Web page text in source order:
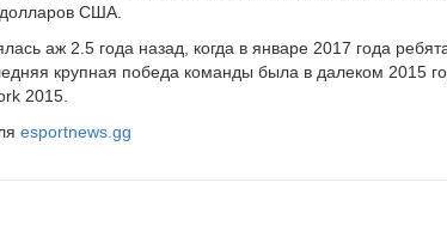
США.
аж 2.5 года назад, когда в январе 2017 года
крупная победа команды была в далеком 2015
2015.
esportnews.gg